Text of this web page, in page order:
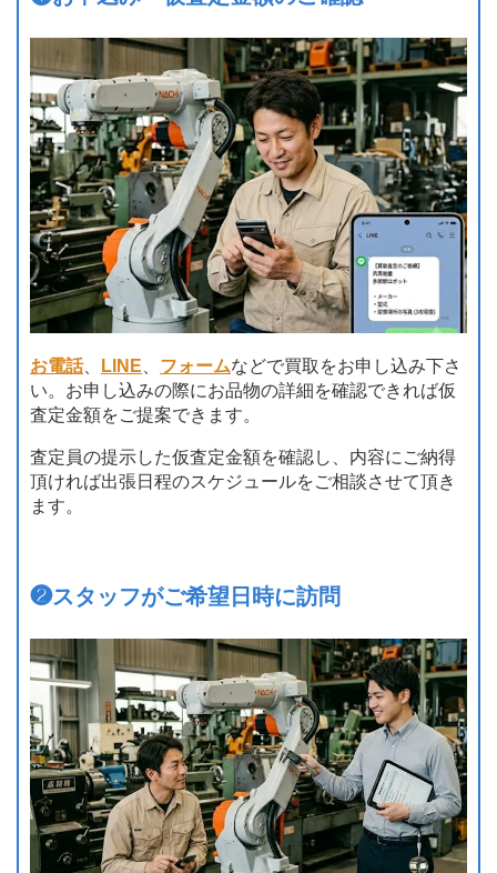
お電話、 LINE フォームなどで買取をお申し込み下さ
い。お申し込みの際にお品物の詳細を確認できれば仮
査定金額をご提案できます。
査定員の提示した仮査定金額を確認し、内容にご納得
頂ければ出張日程のスケジュールをご相談させて頂き
ます。
❷スタッフがご希望日時に訪問